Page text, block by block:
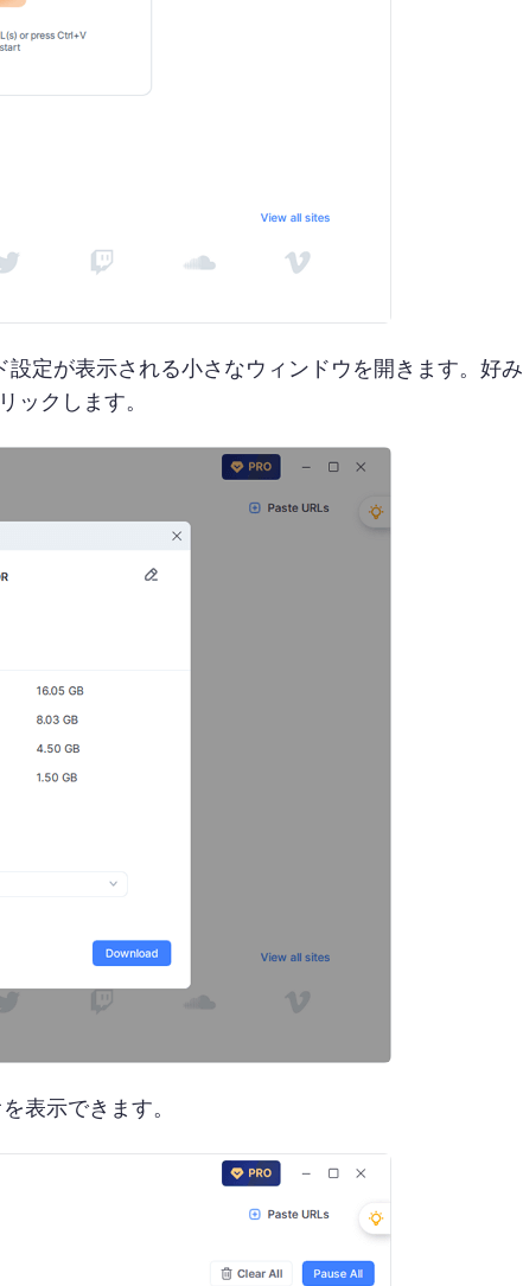
定が表示される小さなウィンドウを開きます。好み
クします。
表示できます。